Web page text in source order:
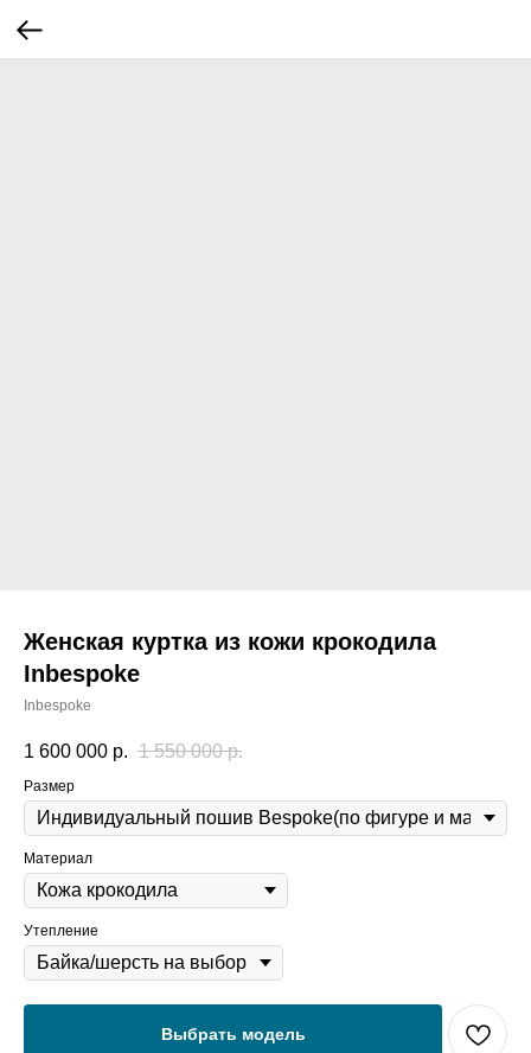
Женская куртка из кожи крокодила
Inbespoke
Inbespoke
1 600 000 р. 1 550 000 р.
Размер
Материал
Утепление
Выбрать модель